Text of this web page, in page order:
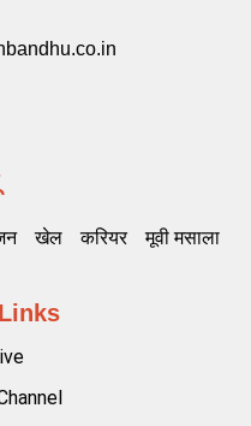
खेल करियर मूवी मसाला